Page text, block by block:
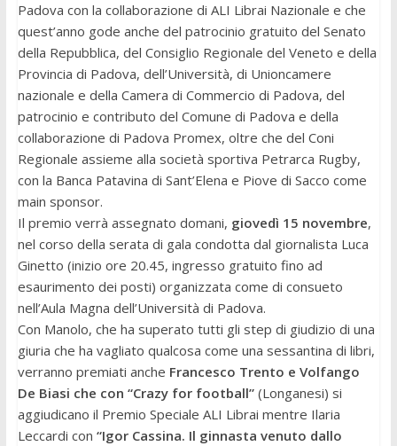
Padova con la collaborazione di ALI Librai Nazionale e che
quest’anno gode anche del patrocinio gratuito del Senato
della Repubblica, del Consiglio Regionale del Veneto e della
Provincia di Padova, dell’Università, di Unioncamere
nazionale e della Camera di Commercio di Padova, del
patrocinio e contributo del Comune di Padova e della
collaborazione di Padova Promex, oltre che del Coni
Regionale assieme alla società sportiva Petrarca Rugby,
con la Banca Patavina di Sant’Elena e Piove di Sacco come
main sponsor.
Il premio verrà assegnato domani, giovedì 15 novembre,
nel corso della serata di gala condotta dal giornalista Luca
Ginetto (inizio ore 20.45, ingresso gratuito fino ad
esaurimento dei posti) organizzata come di consueto
nell’Aula Magna dell’Università di Padova.
Con Manolo, che ha superato tutti gli step di giudizio di una
giuria che ha vagliato qualcosa come una sessantina di libri,
verranno premiati anche Francesco Trento e Volfango
De Biasi che con “Crazy for football”(Longanesi) si
aggiudicano il Premio Speciale ALI Librai mentre Ilaria
Leccardi con “Igor Cassina. Il ginnasta venuto dallo